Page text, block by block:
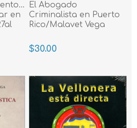
en
El Abogado
Criminalista en Puerto
Rico/Malavet Vega
$30.00